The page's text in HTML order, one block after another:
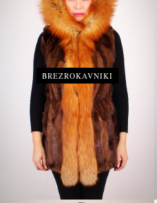
BREZROKAVNIKI